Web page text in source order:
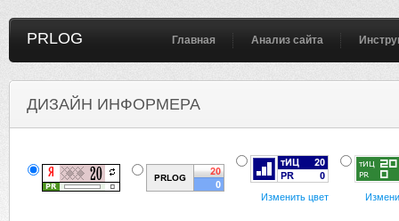
PRLOG Главная Анализ сайта
ДИЗАЙН ИНФОРМЕРА
Изменить цвет